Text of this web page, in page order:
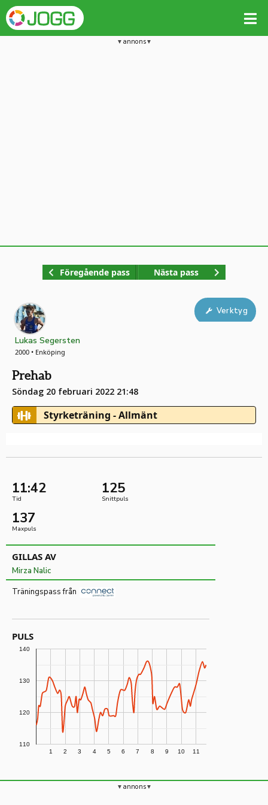
annons
Föregående pass Nästa pass
Lukas Segersten
2000 • Enköping
Prehab
Söndag 20 februari 2022 21:48
Styrketräning - Allmänt
Verktyg
11:42
Tid
125
Snittpuls
137
Maxpuls
GILLAS AV
Mirza Nalic
Träningspass från
PULS
1 2 3 4 5 6 7 8 9 10 11
110
120
130
140
annons